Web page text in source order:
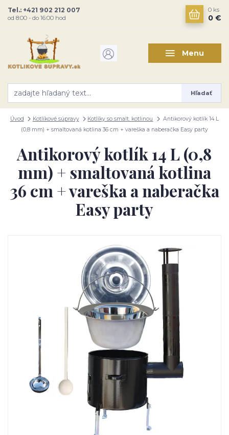
Menu
Hľadať
Tel.: +421 902 212 007
od 8:00 - do 16:00 hod
0 ks
0 €
Úvod Kotlíkové súpravy Kotlíky so smalt. kotlinou
Antikorový kotlík 14 L
(0,8 mm) + smaltovaná kotlina 36 cm + vareška a naberačka Easy party
Antikorový kotlík 14 L (0,8
mm) + smaltovaná kotlina
36 cm + vareška a naberačka
Easy party